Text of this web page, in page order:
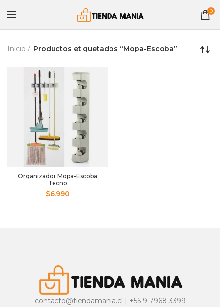
0
Inicio Productos etiquetados “Mopa-Escoba”
Organizador Mopa-Escoba
Tecno
$6.990
contacto@tiendamania.cl | +56 9 7968 3399